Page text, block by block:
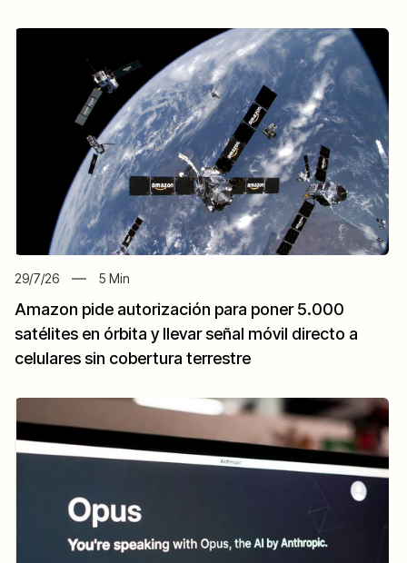
29/7/26 5 Min
Amazon pide autorización para poner 5.000
satélites en órbita y llevar señal móvil directo a
celulares sin cobertura terrestre